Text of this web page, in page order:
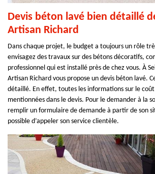
Devis béton lavé bien détaillé
Artisan Richard
Dans chaque projet, le budget a toujours un rôle
envisagez des travaux sur des bétons décoratifs,
professionnel qui est installé près de chez vous. À
Artisan Richard vous propose un devis béton lavé.
détaillé. En effet, toutes les informations sur le
mentionnées dans le devis. Pour le demander à la
remplir un formulaire de demande à partir de son
possible d’appeler son service clientèle.